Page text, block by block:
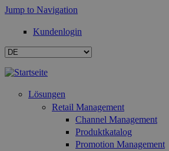
Jump to Navigation
Kundenlogin
Lösungen
Retail Management
Channel Management
Produktkatalog
Promotion Management